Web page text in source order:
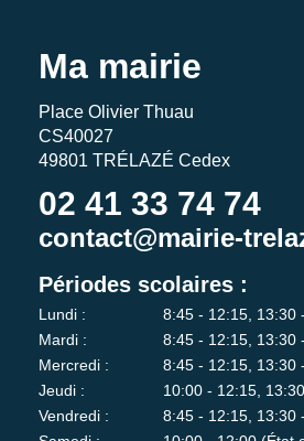
Ma mairie
Place Olivier Thuau
CS40027
49801 TRÉLAZÉ Cedex
02 41 33 74 74
contact@mairie-
Périodes scolaires :
Lundi :
8:45 - 12:15, 13:30
Mardi :
8:45 - 12:15, 13:30
Mercredi :
8:45 - 12:15, 13:30
Jeudi :
10:00 - 12:15,
Vendredi :
8:45 - 12:15, 13:30